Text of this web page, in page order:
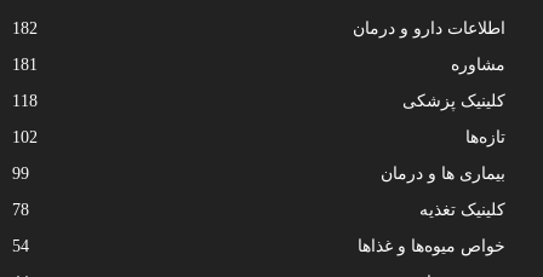
اطلاعات دارو و درمان
182
مشاوره
181
کلینیک پزشکی
118
تازه‌ها
102
بیماری ها و درمان
99
کلینیک تغذیه
78
خواص میوه‌ها و غذاها
54